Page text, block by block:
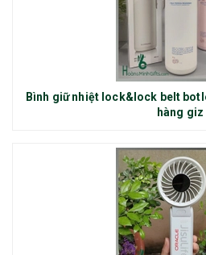
Bình giữ nhiệt lock&lock belt
hàng giz